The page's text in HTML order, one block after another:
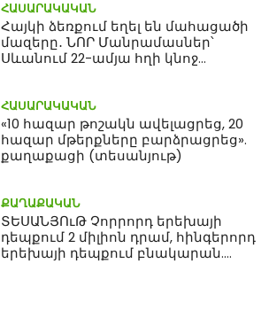
ՀԱՍԱՐԱԿԱԿԱՆ
Հայկի ձեռքում եղել են մահացածի
մազերը․ ՆՈՐ Մանրամասներ՝
Սևանում 22-ամյա հղի կնոջ
ՀԱՍԱՐԱԿԱԿԱՆ
«10 հազար թոշակն ավելացրեց, 20
հազար մթերքները բարձրացրեց».
քաղաքացի (տեսանյութ)
ՔԱՂԱՔԱԿԱՆ
ՏԵՍԱՆՅՈւԹ Չորրորդ երեխայի
դեպքում 2 միլիոն դրամ, հինգերորդ
երեխայի դեպքում բնակարան.